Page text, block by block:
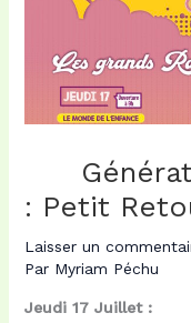
: Petit
Laisser un
Par Myriam Péchu
Jeudi 17 Juillet :